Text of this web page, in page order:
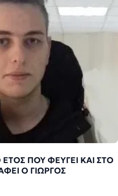
ΠΟΥ ΦΕΥΓΕΙ ΚΑΙ ΣΤΟ
Ο ΓΙΩΡΓΟΣ